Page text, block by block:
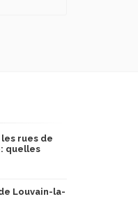
rues de
quelles
Louvain-la-